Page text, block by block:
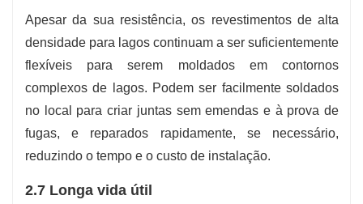
Apesar da sua resistência, os revestimentos de alta
densidade para lagos continuam a ser suficientemente
flexíveis para serem moldados em contornos
complexos de lagos. Podem ser facilmente soldados
no local para criar juntas sem emendas e à prova de
fugas, e reparados rapidamente, se necessário,
reduzindo o tempo e o custo de instalação.
2.7 Longa vida útil